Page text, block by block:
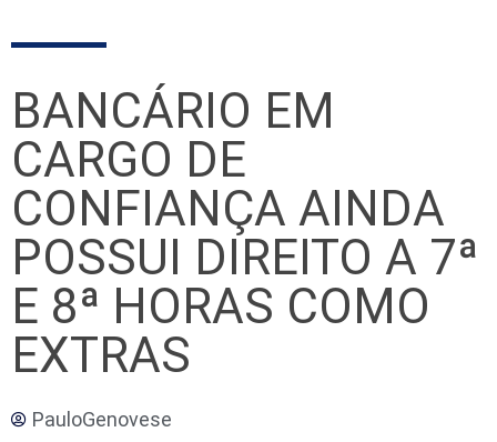
BANCÁRIO EM
CARGO DE
CONFIANÇA AINDA
POSSUI DIREITO A 7ª
E 8ª HORAS COMO
EXTRAS
PauloGenovese